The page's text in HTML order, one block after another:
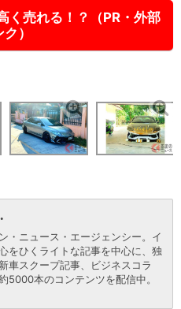
く売れる！？（PR・外部
）
・ニュース・エージェンシー。イ
をひくライトな記事を中心に、独
車スクープ記事、ビジネスコラ
5000本のコンテンツを配信中。